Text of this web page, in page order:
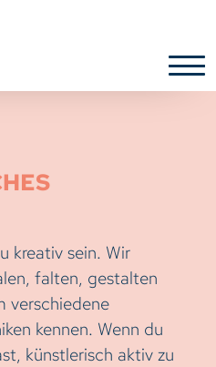
kreativ sein. Wir
falten, gestalten
verschiedene
kennen. Wenn du
künstlerisch aktiv zu